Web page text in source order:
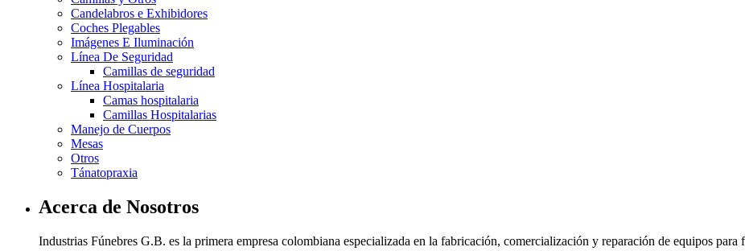
Candelabros e Exhibidores
Coches Plegables
Imágenes E Iluminación
Línea De Seguridad
Camillas de seguridad
Línea Hospitalaria
Camas hospitalaria
Camillas Hospitalarias
Manejo de Cuerpos
Mesas
Otros
Tánatopraxia
Acerca de Nosotros
Industrias Fúnebres G.B. es la primera empresa colombiana especializada en la fabricación, comercialización y reparación de equipos